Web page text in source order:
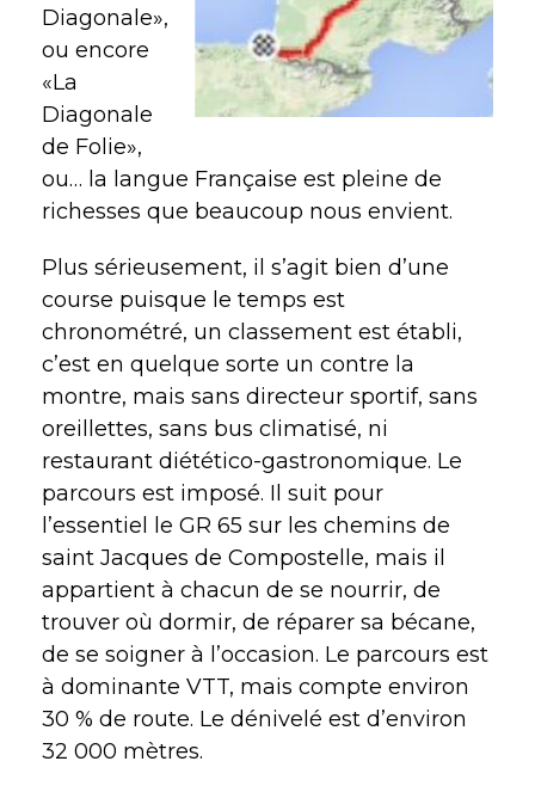
Diagonale»,
ou encore
«La
Diagonale
de Folie»,
ou… la langue Française est pleine de
richesses que beaucoup nous envient.
Plus sérieusement, il s’agit bien d’une
course puisque le temps est
chronométré, un classement est établi,
c’est en quelque sorte un contre la
montre, mais sans directeur sportif, sans
oreillettes, sans bus climatisé, ni
restaurant diétético-gastronomique. Le
parcours est imposé. Il suit pour
l’essentiel le GR 65 sur les chemins de
saint Jacques de Compostelle, mais il
appartient à chacun de se nourrir, de
trouver où dormir, de réparer sa bécane,
de se soigner à l’occasion. Le parcours est
à dominante VTT, mais compte environ
30 % de route. Le dénivelé est d’environ
32 000 mètres.